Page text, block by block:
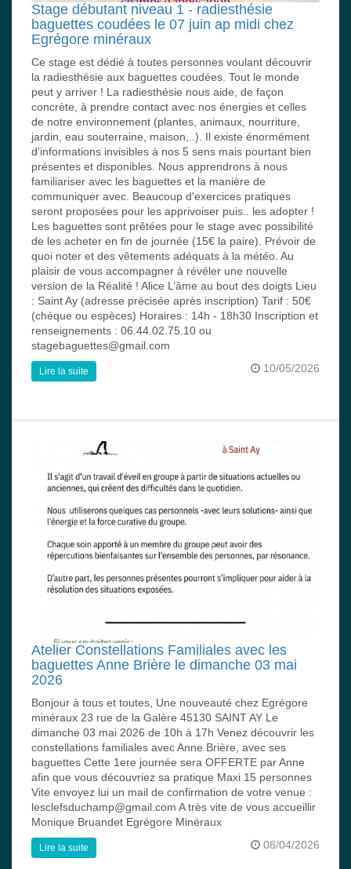
Stage débutant niveau 1 - radiesthésie
baguettes coudées le 07 juin ap midi chez
Egrégore minéraux
Ce stage est dédié à toutes personnes voulant découvrir
la radiesthésie aux baguettes coudées. Tout le monde
peut y arriver ! La radiesthésie nous aide, de façon
concrète, à prendre contact avec nos énergies et celles
de notre environnement (plantes, animaux, nourriture,
jardin, eau souterraine, maison,..). Il existe énormément
d'informations invisibles à nos 5 sens mais pourtant bien
présentes et disponibles. Nous apprendrons à nous
familiariser avec les baguettes et la manière de
communiquer avec. Beaucoup d'exercices pratiques
seront proposées pour les apprivoiser puis.. les adopter !
Les baguettes sont prêtées pour le stage avec possibilité
de les acheter en fin de journée (15€ la paire). Prévoir de
quoi noter et des vêtements adéquats à la météo. Au
plaisir de vous accompagner à révéler une nouvelle
version de la Réalité ! Alice L’âme au bout des doigts Lieu
: Saint Ay (adresse précisée après inscription) Tarif : 50€
(chèque ou espèces) Horaires : 14h - 18h30 Inscription et
renseignements : 06.44.02.75.10 ou
stagebaguettes@gmail.com
10/05/2026
Lire la suite
Atelier Constellations Familiales avec les
baguettes Anne Brière le dimanche 03 mai
2026
Bonjour à tous et toutes, Une nouveauté chez Egrégore
minéraux 23 rue de la Galère 45130 SAINT AY Le
dimanche 03 mai 2026 de 10h à 17h Venez découvrir les
constellations familiales avec Anne Brière, avec ses
baguettes Cette 1ere journée sera OFFERTE par Anne
afin que vous découvriez sa pratique Maxi 15 personnes
Vite envoyez lui un mail de confirmation de votre venue :
lesclefsduchamp@gmail.com A très vite de vous accueillir
Monique Bruandet Egrégore Minéraux
08/04/2026
Lire la suite